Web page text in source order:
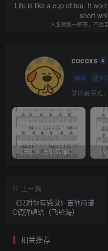
Life is like a cup of tea. It
short
人生就像一杯茶，不会
cocoxs
0
梦的最深处
《天际》吉他简谱G调弹唱谱（姜玉阳）
上一篇
《只对你有感觉》吉他简谱
C调弹唱谱（飞轮海）
相关推荐